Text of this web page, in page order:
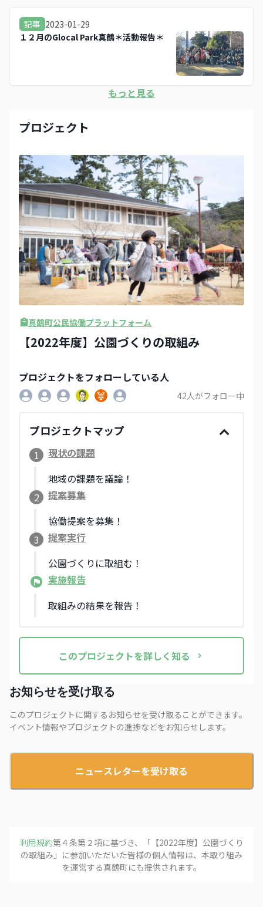
記事 2023-01-29
１２月のGlocal Park真鶴＊活動報告＊
もっと見る
プロジェクト
真鶴町公民協働プラットフォーム
【2022年度】公園づくりの取組み
プロジェクトをフォローしている人
42人がフォロー中
プロジェクトマップ
1
現状の課題
地域の課題を議論！
2
提案募集
協働提案を募集！
3
提案実行
公園づくりに取組む！
実施報告
取組みの結果を報告！
このプロジェクトを詳しく知る
お知らせを受け取る
このプロジェクトに関するお知らせを受け取ることができます。
イベント情報やプロジェクトの進捗などをお知らせします。
ニュースレターを受け取る
利用規約第４条第２項に基づき、「【2022年度】公園づくり
の取組み 」に参加いただいた皆様の個人情報は、本取り組み
を運営する真鶴町にも提供されます。